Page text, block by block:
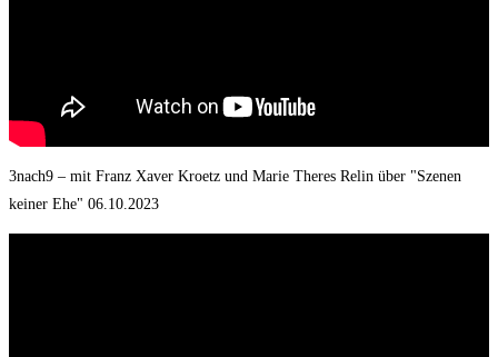
3nach9 – mit Franz Xaver Kroetz und Marie Theres Relin über "Szenen
keiner Ehe" 06.10.2023